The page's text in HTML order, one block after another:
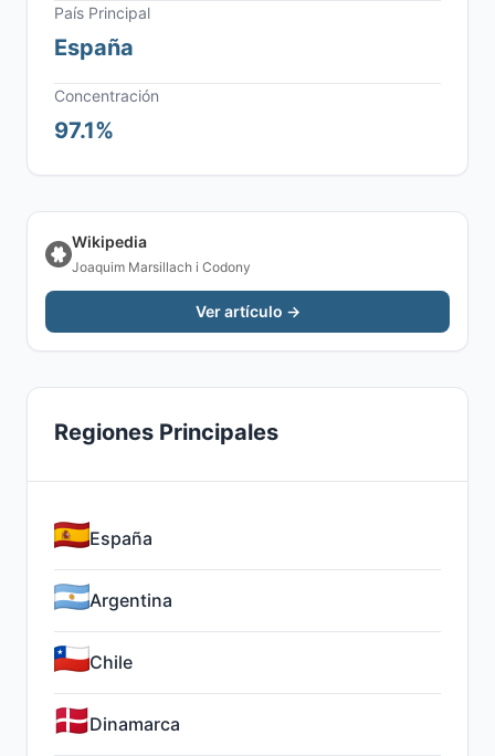
País Principal
España
Concentración
97.1%
Wikipedia
Joaquim Marsillach i Codony
Ver artículo →
Regiones Principales
España
Argentina
Chile
Dinamarca